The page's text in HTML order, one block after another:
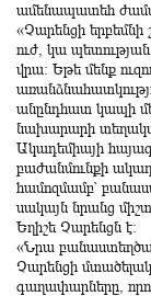
ամենապատեհ
«Չարենցի
ուժ, կա
վրա։ Եթե մենք
անընդհատ կապի
նախարարի
Ակադեմիայի
բաժանմունքի
համոզմամբ՝
սակայն նրանց
Եղիշե Չարենցն է։
«Նրա
Չարենցի
գաղափարները,